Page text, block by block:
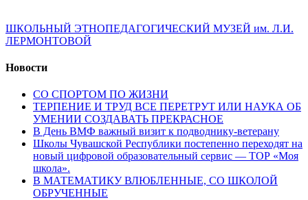
ШКОЛЬНЫЙ ЭТНОПЕДАГОГИЧЕСКИЙ МУЗЕЙ им. Л.И.
ЛЕРМОНТОВОЙ
Новости
СО СПОРТОМ ПО ЖИЗНИ
ТЕРПЕНИЕ И ТРУД ВСЕ ПЕРЕТРУТ ИЛИ НАУКА ОБ
УМЕНИИ СОЗДАВАТЬ ПРЕКРАСНОЕ
В День ВМФ важный визит к подводнику-ветерану
Школы Чувашской Республики постепенно переходят на
новый цифровой образовательный сервис — ТОР «Моя
школа».
В МАТЕМАТИКУ ВЛЮБЛЕННЫЕ, СО ШКОЛОЙ
ОБРУЧЕННЫЕ